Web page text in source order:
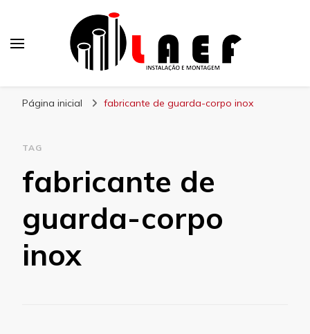
Página inicial fabricante de guarda-corpo inox
TAG
fabricante de
guarda-corpo
inox